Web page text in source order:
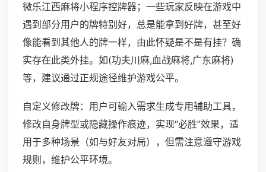
微乐江西麻将小程序控牌器；一些玩家反映在游戏中
遇到部分用户的牌特别好，总是能拿到好牌，甚至好
像能看到其他人的牌一样，由此怀疑是不是有挂？确
实存在此类外挂。如(功夫川麻,血战麻将,广东麻将)
等，建议通过正规途径维护游戏公平。
自定义修改牌：用户可输入需求生成专用辅助工具，
修改自身牌型或隐藏操作痕迹，实现“必胜”效果，适
用于多种场景（如与好友对局），但需注意遵守游戏
规则，维护公平环境。